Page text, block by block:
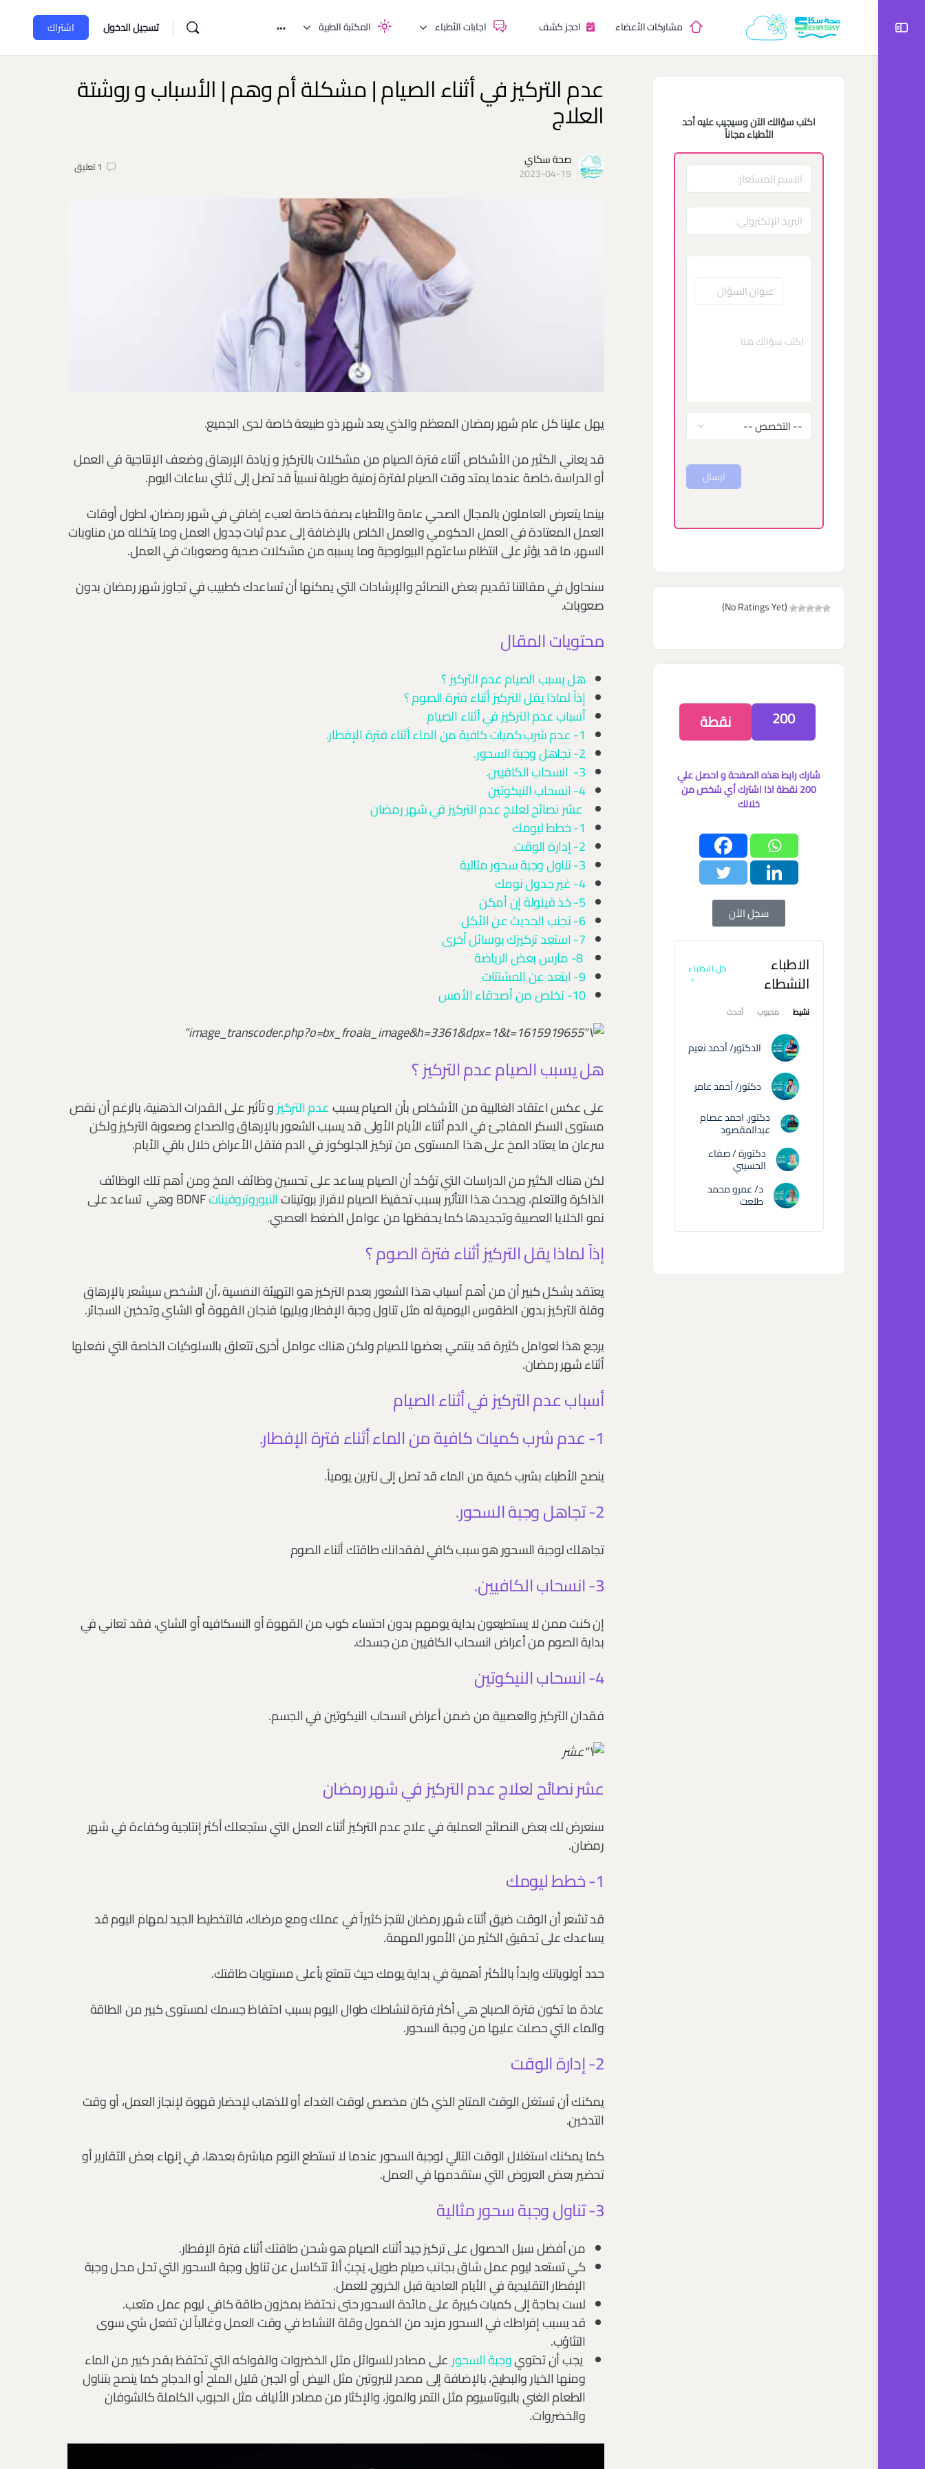
مشاركات الأعضاء احجز كشف اجابات الأطباء المكتبة الطبية تسجيل الدخول اشتراك
عدم التركيز في أثناء الصيام | مشكلة أم وهم | الأسباب و روشتة
العلاج
صحة سكاي
2023-04-19
1تعليق
يهل علينا كل عام شهر رمضان المعظم والذي يعد شهر ذو طبيعة خاصة لدى الجميع.
قد يعاني الكثير من الأشخاص أثناء فترة الصيام من مشكلات بالتركيز و زيادة الإرهاق وضعف الإنتاجية في العمل
أو الدراسة ،خاصة عندما يمتد وقت الصيام لفترة زمنية طويلة نسبياً قد تصل إلى ثلثي ساعات اليوم.
بينما يتعرض العاملون بالمجال الصحي عامة والأطباء بصفة خاصة لعبء إضافي في شهر رمضان، لطول أوقات
العمل المعتادة في العمل الحكومي والعمل الخاص بالإضافة إلى عدم ثبات جدول العمل وما يتخلله من مناوبات
السهر، ما قد يؤثر على انتظام ساعتهم البيولوجية وما يسببه من مشكلات صحية وصعوبات في العمل.
سنحاول في مقالتنا تقديم بعض النصائح والإرشادات التي يمكنها أن تساعدك كطبيب في تجاوز شهر رمضان بدون
صعوبات.
محتويات المقال
هل يسبب الصيام عدم التركيز ؟
إذاً لماذا يقل التركيز أثناء فترة الصوم ؟
أسباب عدم التركيز في أثناء الصيام
1- عدم شرب كميات كافية من الماء أثناء فترة الإفطار.
2- تجاهل وجبة السحور.
3- انسحاب الكافيين.
4- انسحاب النيكوتين
عشر نصائح لعلاج عدم التركيز في شهر رمضان
1- خطط ليومك
2- إدارة الوقت
3- تناول وجبة سحور مثالية
4- غير جدول نومك
5- خذ قيلولة إن أمكن
6- تجنب الحديث عن الأكل
7- استعِد تركيزك بوسائل أخرى
9- ابتعد عن المشتتات
10- تخلص من أصدقاء الأمس
هل يسبب الصيام عدم التركيز ؟
على عكس اعتقاد الغالبية من الأشخاص بأن الصيام يسببعدم التركيزو تأثير على القدرات الذهنية، بالرغم أن نقص
مستوى السكر المفاجئ في الدم أثناء الأيام الأولى قد يسبب الشعور بالإرهاق والصداع وصعوبة التركيز ولكن
سرعان ما يعتاد المخ على هذا المستوى من تركيز الجلوكوز في الدم فتقل الأعراض خلال باقي الأيام.
لكن هناك الكثير من الدراسات التي تؤكد أن الصيام يساعد على تحسين وظائف المخ ومن أهم تلك الوظائف
الذاكرة والتعلم، ويحدث هذا التأثير بسبب تحفيظ الصيام لافراز بروتيناتالنيوروتروفينات
BDNF وهي تساعد على
نمو الخلايا العصبية وتجديدها كما يحفظها من عوامل الضغط العصبي.
إذاً لماذا يقل التركيز أثناء فترة الصوم ؟
يعتقد بشكل كبير أن من أهم أسباب هذا الشعور بعدم التركيز هو التهيئة النفسية ،أن الشخص سيشعر بالإرهاق
وقلة التركيز بدون الطقوس اليومية له مثل تناول وجبة الإفطار ويليها فنجان القهوة أو الشاي وتدخين السجائر.
يرجع هذا لعوامل كثيرة قد ينتمي بعضها للصيام ولكن هناك عوامل أخرى تتعلق بالسلوكيات الخاصة التي نفعلها
أثناء شهر رمضان.
أسباب عدم التركيز في أثناء الصيام
1- عدم شرب كميات كافية من الماء أثناء فترة الإفطار.
ينصح الأطباء بشرب كمية من الماء قد تصل إلى لترين يومياً.
2- تجاهل وجبة السحور.
تجاهلك لوجبة السحور هو سبب كافي لفقدانك طاقتك أثناء الصوم
3- انسحاب الكافيين.
إن كنت ممن لا يستطيعون بداية يومهم بدون احتساء كوب من القهوة أو النسكافيه أو الشاي، فقد تعاني في
بداية الصوم من أعراض انسحاب الكافيين من جسدك.
4- انسحاب النيكوتين
فقدان التركيز والعصبية من ضمن أعراض انسحاب النيكوتين في الجسم.
عشر نصائح لعلاج عدم التركيز في شهر رمضان
سنعرض لك بعض النصائح العملية في علاج عدم التركيز أثناء العمل التي ستجعلك أكثر إنتاجية وكفاءة في شهر
رمضان.
1- خطط ليومك
قد تشعر أن الوقت ضيق أثناء شهر رمضان لتنجز كثيراً في عملك ومع مرضاك، فالتخطيط الجيد لمهام اليوم قد
يساعدك على تحقيق الكثير من الأمور المهمة.
حدد أولوياتك وابدأ بالأكثر أهمية في بداية يومك حيث تتمتع بأعلى مستويات طاقتك.
عادة ما تكون فترة الصباح هي أكثر فترة لنشاطك طوال اليوم بسبب احتفاظ جسمك لمستوى كبير من الطاقة
والماء التي حصلت عليها من وجبة السحور.
2- إدارة الوقت
يمكنك أن تستغل الوقت المتاح الذي كان مخصص لوقت الغداء أو للذهاب لإحضار قهوة لإنجاز العمل، أو وقت
التدخين.
كما يمكنك استغلال الوقت التالي لوجبة السحور عندما لا تستطع النوم مباشرة بعدها، في إنهاء بعض التقارير أو
تحضير بعض العروض التي ستقدمها في العمل.
3- تناول وجبة سحور مثالية
من أفضل سبل الحصول على تركيز جيد أثناء الصيام هو شحن طاقتك أثناء فترة الإفطار.
كي تستعد ليوم عمل شاق بجانب صيام طويل، يَجِبُ ألاّ تتكاسل عن تناول وجبة السحور التي تحل محل وجبة
الإفطار التقليدية في الأيام العادية قبل الخروج للعمل.
لست بحاجة إلى كميات كبيرة على مائدة السحور حتى نحتفظ بمخزون طاقة كافي ليوم عمل متعب.
قد يسبب إفراطك في السحور مزيد من الخمول وقلة النشاط في وقت العمل وغالباً لن تفعل شي سوى
التثاؤب.
يجب أن تحتويوجبة السحورعلى مصادر للسوائل مثل الخضروات والفواكه التي تحتفظ بقدر كبير من الماء
ومنها الخيار والبطيخ، بالإضافة إلى مصدر للبروتين مثل البيض أو الجبن قليل الملح أو الدجاج كما ينصح بتناول
الطعام الغني بالبوتاسيوم مثل التمر والموز، والإكثار من مصادر الألياف مثل الحبوب الكاملة كالشوفان
والخضروات.
اكتب سؤالك الآن وسيجيب عليه أحد
الأطباء مجاناً
ارسال
(No Ratings Yet)
200 نقطة
شارك رابط هذه الصفحة و احصل علي
200 نقطة اذا اشترك أي شخص من
خلالك
سجل الآن
الاطباء
النشطاء
كل الاطباء
نشيط محبوب أحدث
الدكتور/ أحمد نعيم
دكتور/ أحمد عامر
دكتور. احمد عصام
عبدالمقصود
دكتورة / صفاء
الحسيني
د/ عمرو محمد
طلعت